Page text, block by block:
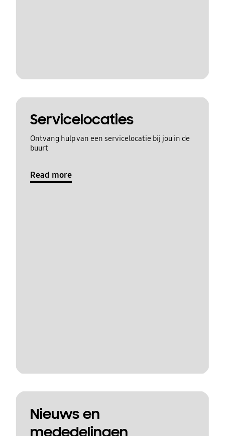
Servicelocaties
Ontvang hulp van een servicelocatie bij jou in de
buurt
Read more
Nieuws en
mededelingen